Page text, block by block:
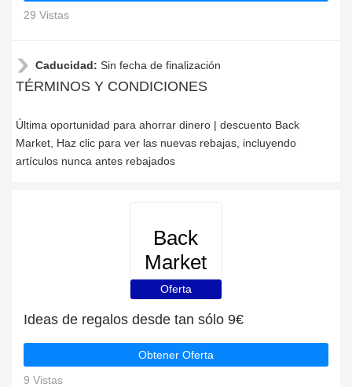
29 Vistas
Caducidad: Sin fecha de finalización
TÉRMINOS Y CONDICIONES
Última oportunidad para ahorrar dinero | descuento Back
Market, Haz clic para ver las nuevas rebajas, incluyendo
artículos nunca antes rebajados
Back
Market
Oferta
Ideas de regalos desde tan sólo 9€
Obtener Oferta
9 Vistas